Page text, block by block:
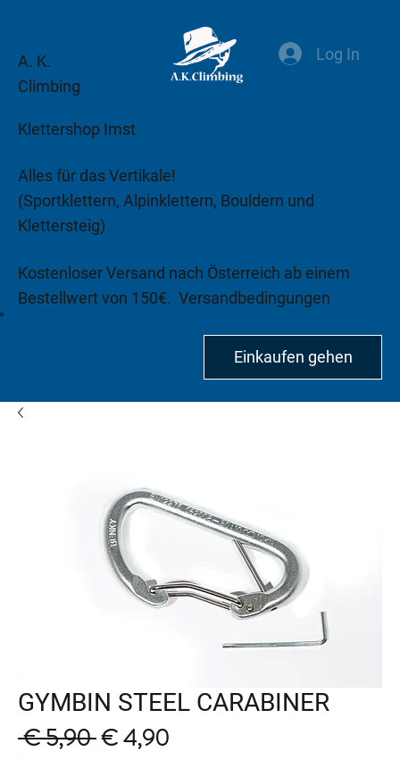
A. K.
Climbing
Klettershop Imst
Alles für das Vertikale!
(Sportklettern, Alpinklettern, Bouldern und
Klettersteig)
Kostenloser Versand nach Österreich ab einem
Bestellwert von 150€. Versandbedingungen
Log In
GYMBIN STEEL CARABINER
€ 5,90 Regular
€ 4,90
Einkaufen gehen